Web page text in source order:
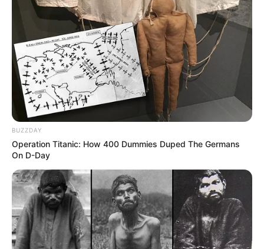
BUZZDAY
Operation Titanic: How 400 Dummies Duped The Germans
On D-Day